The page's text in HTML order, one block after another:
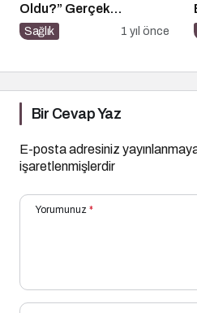
Oldu?” Gerçek
Narsisizm Nedir?
Sağlık 1 yıl önce
Bir Cevap Yaz
E-posta adresiniz
işaretlenmişlerdir
Yorumunuz *